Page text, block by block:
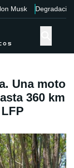
Musk Degradación
Una moto
360 km